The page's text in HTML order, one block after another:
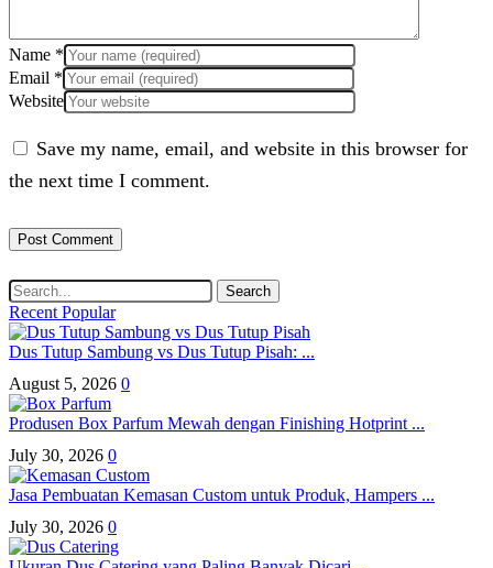
Name *
Email *
Website
Save my name, email, and website in this browser for
the next time I comment.
Search
Recent Popular
Dus Tutup Sambung vs Dus Tutup Pisah: ...
August 5, 2026 0
Produsen Box Parfum Mewah dengan Finishing Hotprint ...
July 30, 2026 0
Jasa Pembuatan Kemasan Custom untuk Produk, Hampers ...
July 30, 2026 0